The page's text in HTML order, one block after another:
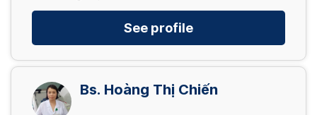
See profile
Bs. Hoàng Thị Chiến